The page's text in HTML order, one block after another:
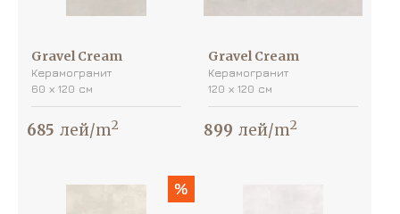
Gravel Cream
Керамогранит
60 х 120 см
685 лей/m2
Gravel Cream
Керамогранит
120 х 120 см
899 лей/m2
%